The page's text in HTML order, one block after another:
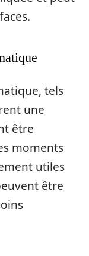
tels
une
être
moments
utiles
être